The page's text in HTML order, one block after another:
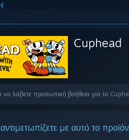
Cuphead
να λάβετε προσωπική βοήθεια για το
με αυτό το